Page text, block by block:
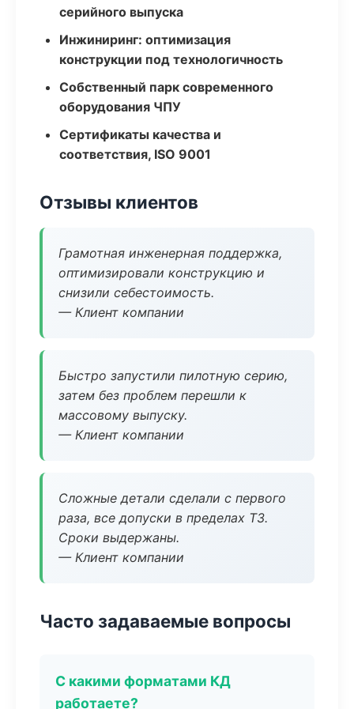
серийного выпуска
Инжиниринг: оптимизация
конструкции под технологичность
Собственный парк современного
оборудования ЧПУ
Сертификаты качества и
соответствия, ISO 9001
Отзывы клиентов
Грамотная инженерная поддержка,
оптимизировали конструкцию и
снизили себестоимость.
— Клиент компании
Быстро запустили пилотную серию,
затем без проблем перешли к
массовому выпуску.
— Клиент компании
Сложные детали сделали с первого
раза, все допуски в пределах ТЗ.
Сроки выдержаны.
— Клиент компании
Часто задаваемые вопросы
С какими форматами КД
работаете?